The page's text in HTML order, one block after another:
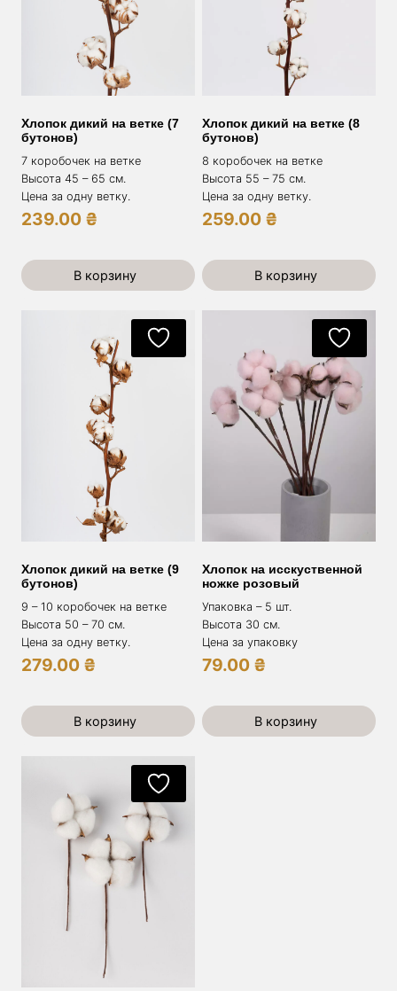
Хлопок дикий на ветке (7
бутонов)
7 коробочек на ветке
Высота 45 – 65 см.
Цена за одну ветку.
239.00 ₴
В корзину
Хлопок дикий на ветке (8
бутонов)
8 коробочек на ветке
Высота 55 – 75 см.
Цена за одну ветку.
259.00 ₴
В корзину
Хлопок дикий на ветке (9
бутонов)
9 – 10 коробочек на ветке
Высота 50 – 70 см.
Цена за одну ветку.
279.00 ₴
В корзину
Хлопок на исскуственной
ножке розовый
Упаковка – 5 шт.
Высота 30 см.
Цена за упаковку
79.00 ₴
В корзину